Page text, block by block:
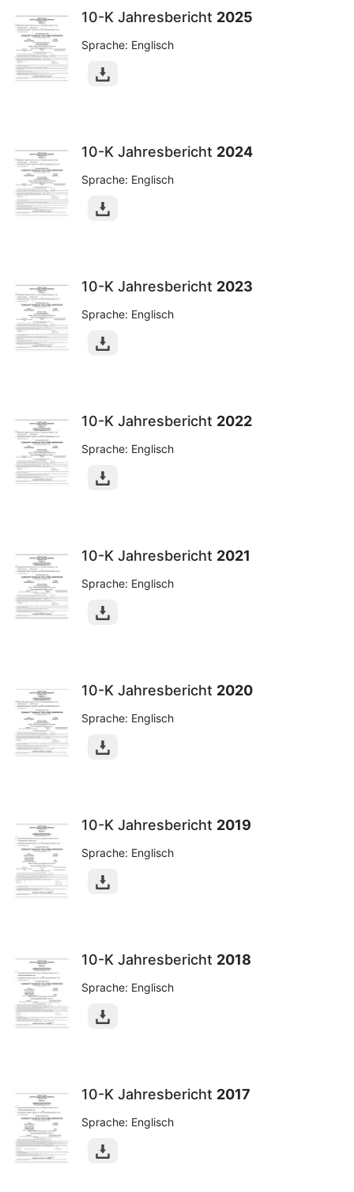
10-K Jahresbericht 2025
Sprache: Englisch
10-K Jahresbericht 2024
Sprache: Englisch
10-K Jahresbericht 2023
Sprache: Englisch
10-K Jahresbericht 2022
Sprache: Englisch
10-K Jahresbericht 2021
Sprache: Englisch
10-K Jahresbericht 2020
Sprache: Englisch
10-K Jahresbericht 2019
Sprache: Englisch
10-K Jahresbericht 2018
Sprache: Englisch
10-K Jahresbericht 2017
Sprache: Englisch